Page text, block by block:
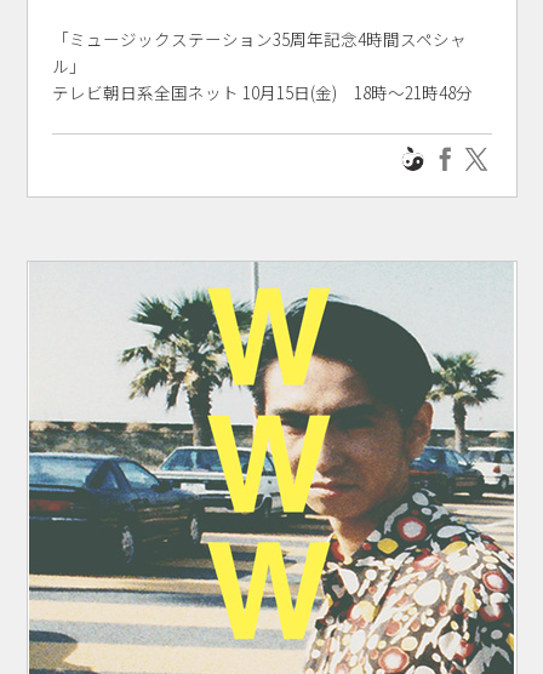
「ミュージックステーション35周年記念4時間スペシャ
ル」
テレビ朝日系全国ネット 10月15日(金) 18時～21時48分